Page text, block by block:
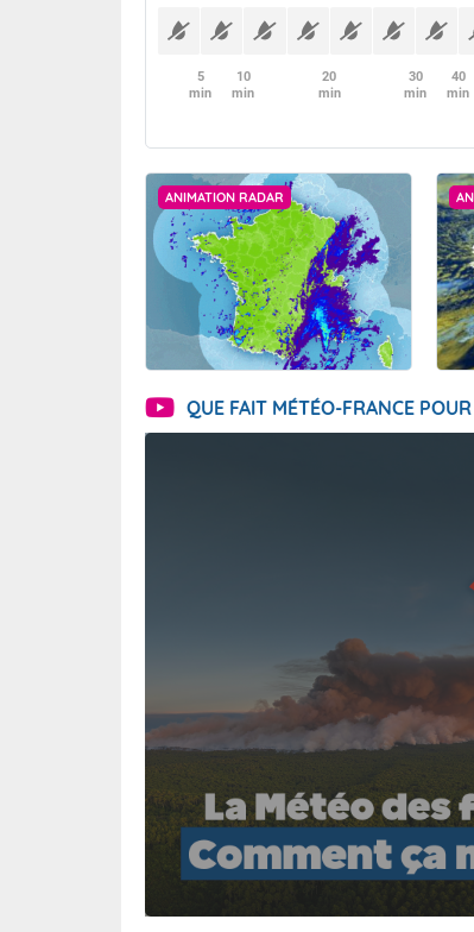
5
min
10
min
20
min
30
min
40
min
ANIMATION RADAR
QUE FAIT MÉTÉO-FRANCE